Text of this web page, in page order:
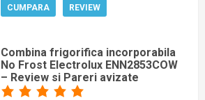
CUMPARA REVIEW
Combina frigorifica incorporabila
No Frost Electrolux ENN2853COW
– Review si Pareri avizate